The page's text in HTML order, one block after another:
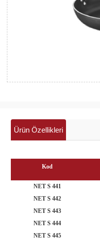
Ürün Özellikleri
Kod
NET S 441
NET S 442
NET S 443
NET S 444
NET S 445